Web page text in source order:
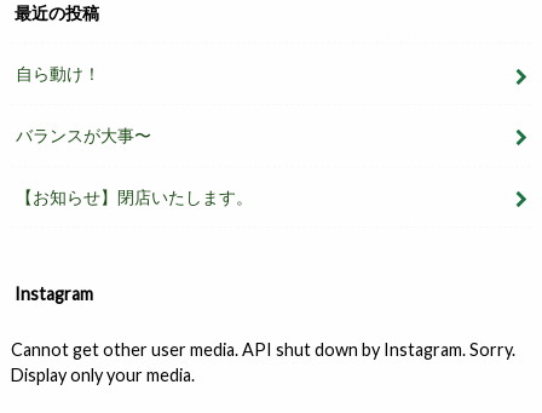
最近の投稿
自ら動け！
バランスが大事〜
【お知らせ】閉店いたします。
Instagram
Cannot get other user media. API shut down by Instagram. Sorry.
Display only your media.